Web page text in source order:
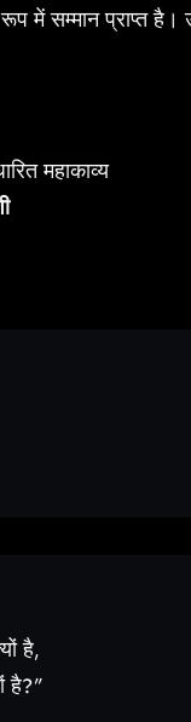
में सम्मान प्राप्त है।
महाकाव्य
है,
है?”